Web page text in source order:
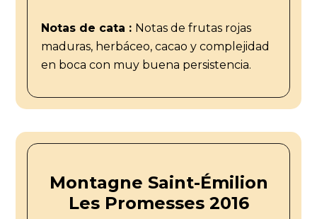
Notas de cata : Notas de frutas rojas
maduras, herbáceo, cacao y complejidad
en boca con muy buena persistencia.
Montagne Saint-Émilion
Les Promesses 2016